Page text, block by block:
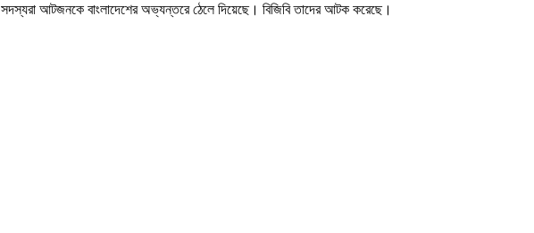
সদস্যরা আটজনকে বাংলাদেশের অভ্যন্তরে ঠেলে দিয়েছে। বিজিবি তাদের আটক করেছে।